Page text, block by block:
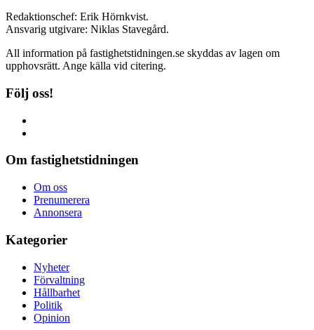
Redaktionschef: Erik Hörnkvist.
Ansvarig utgivare: Niklas Stavegård.
All information på fastighetstidningen.se skyddas av lagen om
upphovsrätt. Ange källa vid citering.
Följ oss!
Om fastighetstidningen
Om oss
Prenumerera
Annonsera
Kategorier
Nyheter
Förvaltning
Hållbarhet
Politik
Opinion